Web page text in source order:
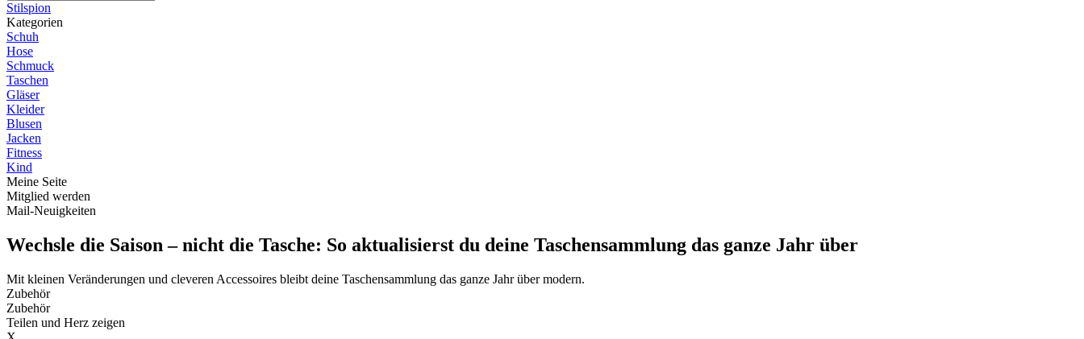
Stilspion
Kategorien
Schuh
Hose
Schmuck
Taschen
Gläser
Kleider
Blusen
Jacken
Fitness
Kind
Meine Seite
Mitglied werden
Mail-Neuigkeiten
Wechsle die Saison – nicht die Tasche: So aktualisierst du deine Taschensammlung das ganze Jahr über
Mit kleinen Veränderungen und cleveren Accessoires bleibt deine Taschensammlung das ganze Jahr über modern.
Zubehör
Zubehör
Teilen und Herz zeigen